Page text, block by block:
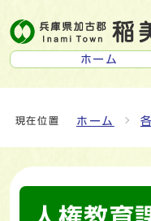
ホーム
現在位置 ホーム